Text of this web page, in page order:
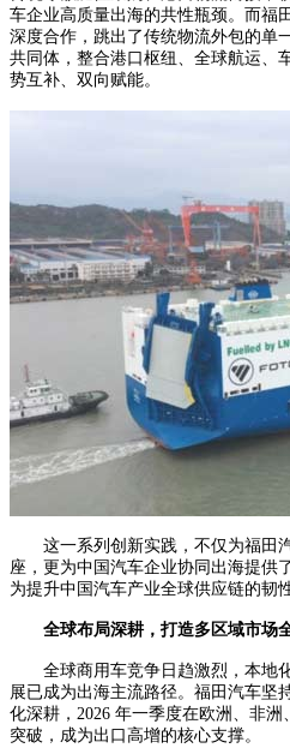
车企业高质量出海的共性瓶颈。而福
深度合作，跳出了传统物流外包的单
共同体，整合港口枢纽、全球航运、
势互补、双向赋能。
这一系列创新实践，不仅为福田
座，更为中国汽车企业协同出海提供
为提升中国汽车产业全球供应链的韧
全球布局深耕，打造多区域市场
全球商用车竞争日趋激烈，本地
展已成为出海主流路径。福田汽车坚
化深耕，2026 年一季度在欧洲、非
突破，成为出口高增的核心支撑。